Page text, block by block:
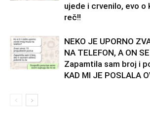
ujede i crvenilo, evo o
reč!!
NEKO JE UPORNO
NA TELEFON, A ON
Zapamtila sam broj i
KAD MI JE POSLALA